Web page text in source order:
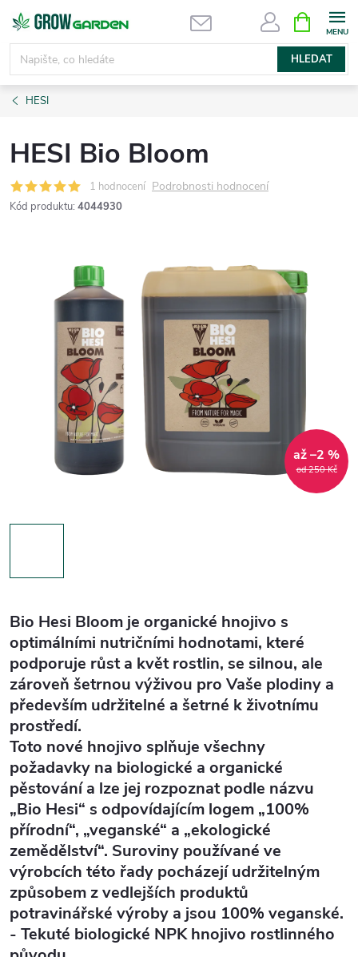
Přejít
obsah
HLEDAT
NÁKUPNÍ
KOŠÍK
HESI
HESI Bio Bloom
1 hodnocení Podrobnosti hodnocení
Kód produktu: 4044930
od 250 Kč
až –2 %
Bio Hesi Bloom je organické hnojivo s
optimálními nutričními hodnotami, které
podporuje růst a květ rostlin, se silnou, ale
zároveň šetrnou výživou pro Vaše plodiny a
především udržitelné a šetrné k životnímu
prostředí.
Toto nové hnojivo splňuje všechny
požadavky na biologické a organické
pěstování a lze jej rozpoznat podle názvu
„Bio Hesi“ s odpovídajícím logem „100%
přírodní“, „veganské“ a „ekologické
zemědělství“. Suroviny používané ve
výrobcích této řady pocházejí udržitelným
způsobem z vedlejších produktů
potravinářské výroby a jsou 100% veganské.
- Tekuté biologické NPK hnojivo rostlinného